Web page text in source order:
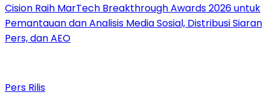
Cision Raih MarTech Breakthrough Awards 2026 untuk
Pemantauan dan Analisis Media Sosial, Distribusi Siaran
Pers, dan AEO
Pers Rilis